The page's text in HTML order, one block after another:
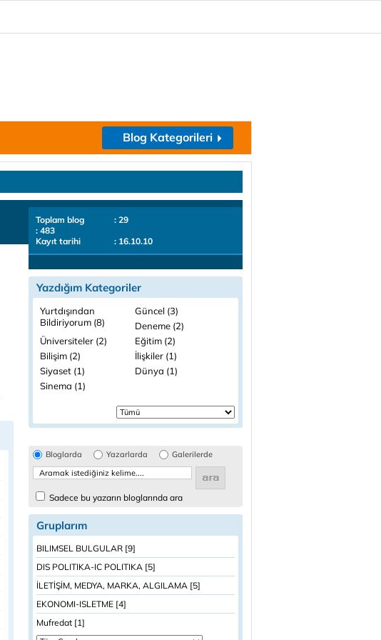
Blog Kategorileri
Toplam blog
: 29
: 483
Kayıt tarihi
: 16.10.10
Yazdığım Kategoriler
Yurtdışından
Bildiriyorum (8)
Güncel (3)
Deneme (2)
Üniversiteler (2)
Eğitim (2)
Bilişim (2)
İlişkiler (1)
Siyaset (1)
Dünya (1)
Sinema (1)
Bloglarda Yazarlarda Galerilerde
Sadece bu yazarın bloglarında ara
Gruplarım
BILIMSEL BULGULAR [9]
DIS POLITIKA-IC POLITIKA [5]
İLETİŞİM, MEDYA, MARKA, ALGILAMA [5]
EKONOMI-ISLETME [4]
Mufredat [1]